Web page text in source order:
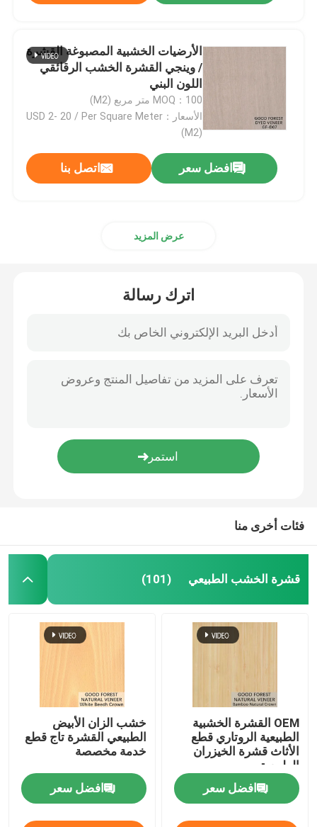
قشرة خشب مصبوغة
مجلس الخشب الرقائقي الهوى
فيلم ديكور PVC
الأرضيات الخشبية المصبوغة القشرة
/ وينجي القشرة الخشب الرقائقي
اللون البني
MOQ：100 متر مربع (M2)
الأسعار：USD 2- 20 / Per Square Meter
(M2)
افضل سعر اتصل بنا
عرض المزيد
اترك رسالة
فئات أخرى منا
قشرة الخشب الطبيعي (101)
OEM القشرة الخشبية
الطبيعية الروتاري قطع
الأثاث قشرة الخيزران
الطبيعية
افضل سعر
خشب الزان الأبيض
الطبيعي القشرة تاج قطع
خدمة مخصصة
افضل سعر